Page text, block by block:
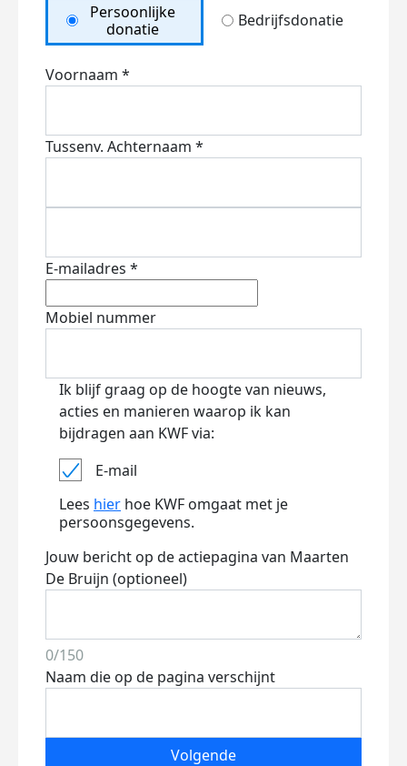
Persoonlijke
donatie
Bedrijfsdonatie
Voornaam *
Tussenv. Achternaam *
E-mailadres *
Mobiel nummer
Ik blijf graag op de hoogte van nieuws,
acties en manieren waarop ik kan
bijdragen aan KWF via:
E-mail
Lees hier hoe KWF omgaat met je
persoonsgegevens.
Jouw bericht op de actiepagina van Maarten
De Bruijn (optioneel)
0/150
Naam die op de pagina verschijnt
Volgende